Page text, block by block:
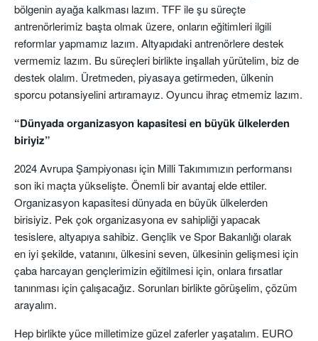
bölgenin ayağa kalkması lazım. TFF ile şu süreçte
antrenörlerimiz başta olmak üzere, onların eğitimleri ilgili
reformlar yapmamız lazım. Altyapıdaki antrenörlere destek
vermemiz lazım. Bu süreçleri birlikte inşallah yürütelim, biz de
destek olalım. Üretmeden, piyasaya getirmeden, ülkenin
sporcu potansiyelini artıramayız. Oyuncu ihraç etmemiz lazım.
“Dünyada organizasyon kapasitesi en büyük ülkelerden
biriyiz”
2024 Avrupa Şampiyonası için Milli Takımımızın performansı
son iki maçta yükselişte. Önemli bir avantaj elde ettiler.
Organizasyon kapasitesi dünyada en büyük ülkelerden
birisiyiz. Pek çok organizasyona ev sahipliği yapacak
tesislere, altyapıya sahibiz. Gençlik ve Spor Bakanlığı olarak
en iyi şekilde, vatanını, ülkesini seven, ülkesinin gelişmesi için
çaba harcayan gençlerimizin eğitilmesi için, onlara fırsatlar
tanınması için çalışacağız. Sorunları birlikte görüşelim, çözüm
arayalım.
Hep birlikte yüce milletimize güzel zaferler yaşatalım. EURO